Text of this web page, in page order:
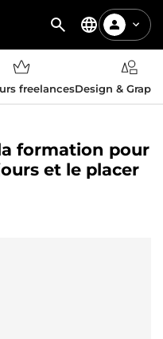
freelancesDesign &
formation pour
et le placer